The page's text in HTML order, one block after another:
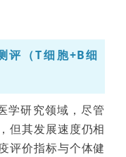
评（T细胞+B细
学研究领域，尽管
但其发展速度仍相
评价指标与个体健